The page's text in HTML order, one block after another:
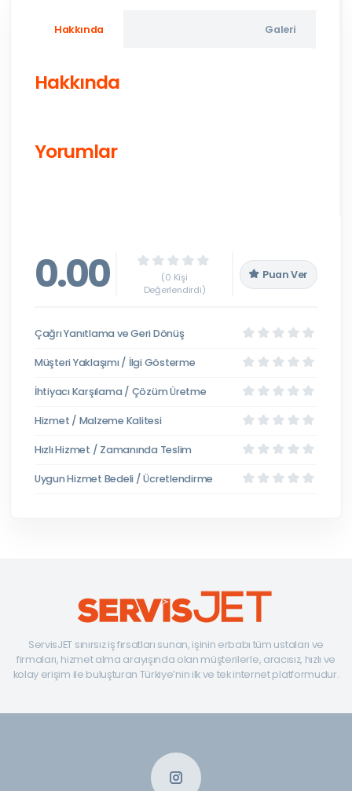
Hakkında Galeri
Hakkında
Yorumlar
0.00
(0 Kişi
Değerlendirdi)
Puan Ver
Çağrı Yanıtlama ve Geri Dönüş
Müşteri Yaklaşımı / İlgi Gösterme
İhtiyacı Karşılama / Çözüm Üretme
Hizmet / Malzeme Kalitesi
Hızlı Hizmet / Zamanında Teslim
Uygun Hizmet Bedeli / Ücretlendirme
ServisJET sınırsız iş fırsatları sunan, işinin erbabı tüm ustaları ve
firmaları, hizmet alma arayışında olan müşterilerle, aracısız, hızlı ve
kolay erişim ile buluşturan Türkiye’nin ilk ve tek internet platformudur.